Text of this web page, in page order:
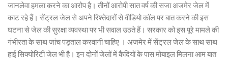
जानलेवा हमला करने का आरोप है। तीनों आरोपी सात वर्ष की सजा अजमेर जेल में
काट रहे हैं। सेंट्रल जेल से अपने रिश्तेदारों से वीडियो कॉल पर बात करने की इस
घटना से जेल की सुरक्षा व्यवस्था पर भी सवाल उठते हैं। सरकार को इस पूरे मामले की
गंभीरता के साथ जांच पड़ताल करवानी चाहिए । अजमेर में सेंट्रल जेल के साथ साथ
हाई सिक्योरिटी जेल भी है। इन दोनों जेलों में कैदियों के पास मोबाइल मिलना आम बात